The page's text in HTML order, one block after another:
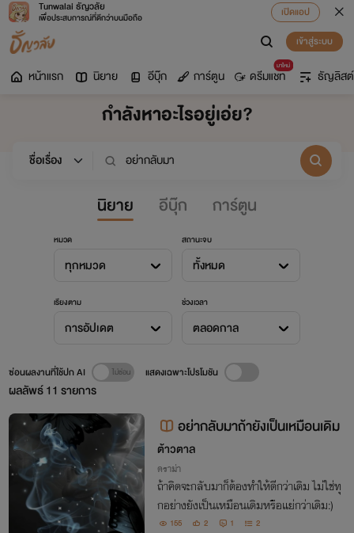
Tunwalai ธัญวลัย
เพื่อประสบการณ์ที่ดีกว่าบนมือถือ
เปิดแอป
เข้าสู่ระบบ
หน้าแรก นิยาย อีบุ๊ก การ์ตูน
มาใหม่
ดรีมแชท ธัญลิสต์
กำลังหาอะไรอยู่เอ่ย?
นิยาย อีบุ๊ก การ์ตูน
หมวด
ทุกหมวด
สถานะจบ
ทั้งหมด
เรียงตาม
การอัปเดต
ช่วงเวลา
ตลอดกาล
ผลลัพธ์11 รายการ
ซ่อนผลงานที่ใช้ปก AI แสดงเฉพาะโปรโมชัน
อย่ากลับมาถ้ายังเป็นเหมือนเดิม
ต้าวตาล
ดราม่า
ถ้าคิดจะกลับมาก็ต้องทำให้ดีกว่าเดิม ไม่ใช่ทุ
กอย่างยังเป็นเหมือนเดิมหรือแย่กว่าเดิม:)
155 2 1 2